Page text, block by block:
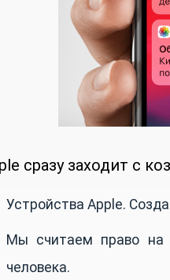
сразу заходит с
Устройства Apple.
Мы считаем право на
человека.